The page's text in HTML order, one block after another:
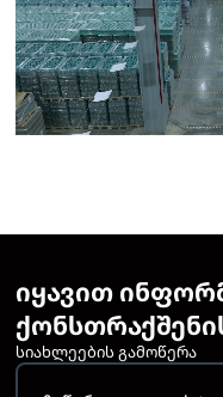
სარემონტო სამუშაოები
დამკვეთი:
შპს IDS ბორჯომი
ᲓᲔᲢᲐᲚᲣᲠᲐᲓ
იყავით
სიახლეების გამოწერა